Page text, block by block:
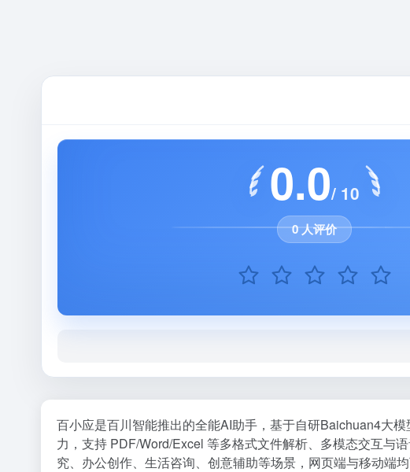
0.0/ 10
0 人评价
百小应是百川智能推出的全能AI助手，基于自研Baichuan4大
力，支持 PDF/Word/Excel 等多格式文件解析、多模态交互与
究、办公创作、生活咨询、创意辅助等场景，网页端与移动端